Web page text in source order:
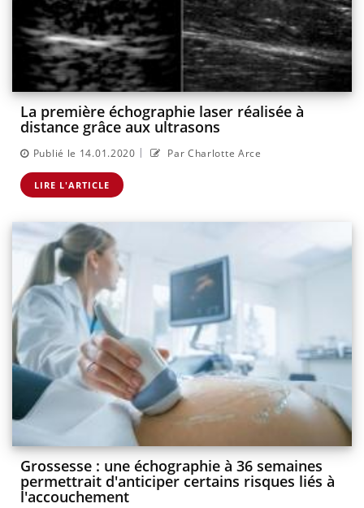
La première échographie laser réalisée à
distance grâce aux ultrasons
Publié le 14.01.2020 | Par Charlotte Arce
LIRE L'ARTICLE
Grossesse : une échographie à 36 semaines
permettrait d'anticiper certains risques liés à
l'accouchement